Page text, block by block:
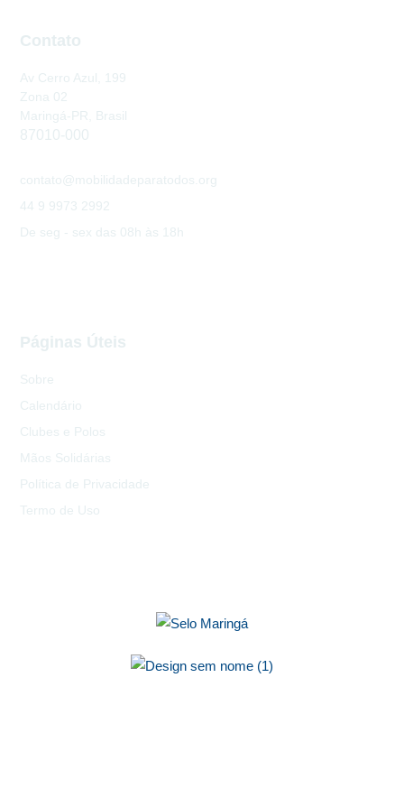
Páginas Úteis
Sobre
Calendário
Clubes e Polos
Mãos Solidárias
Política de Privacidade
Termo de Uso
Contato
Av Cerro Azul, 199
Zona 02
Maringá-PR, Brasil
87010-000
contato@mobilidadeparatodos.org
44 9 9973 2992
De seg - sex das 08h às 18h